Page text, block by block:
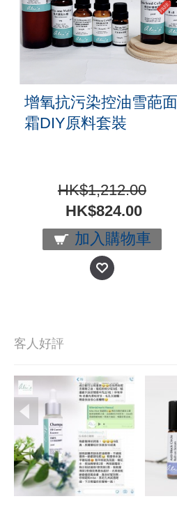
增氧抗污染控油雪葩面
霜DIY原料套裝
HK$1,212.00
HK$824.00
加入購物車
客人好評